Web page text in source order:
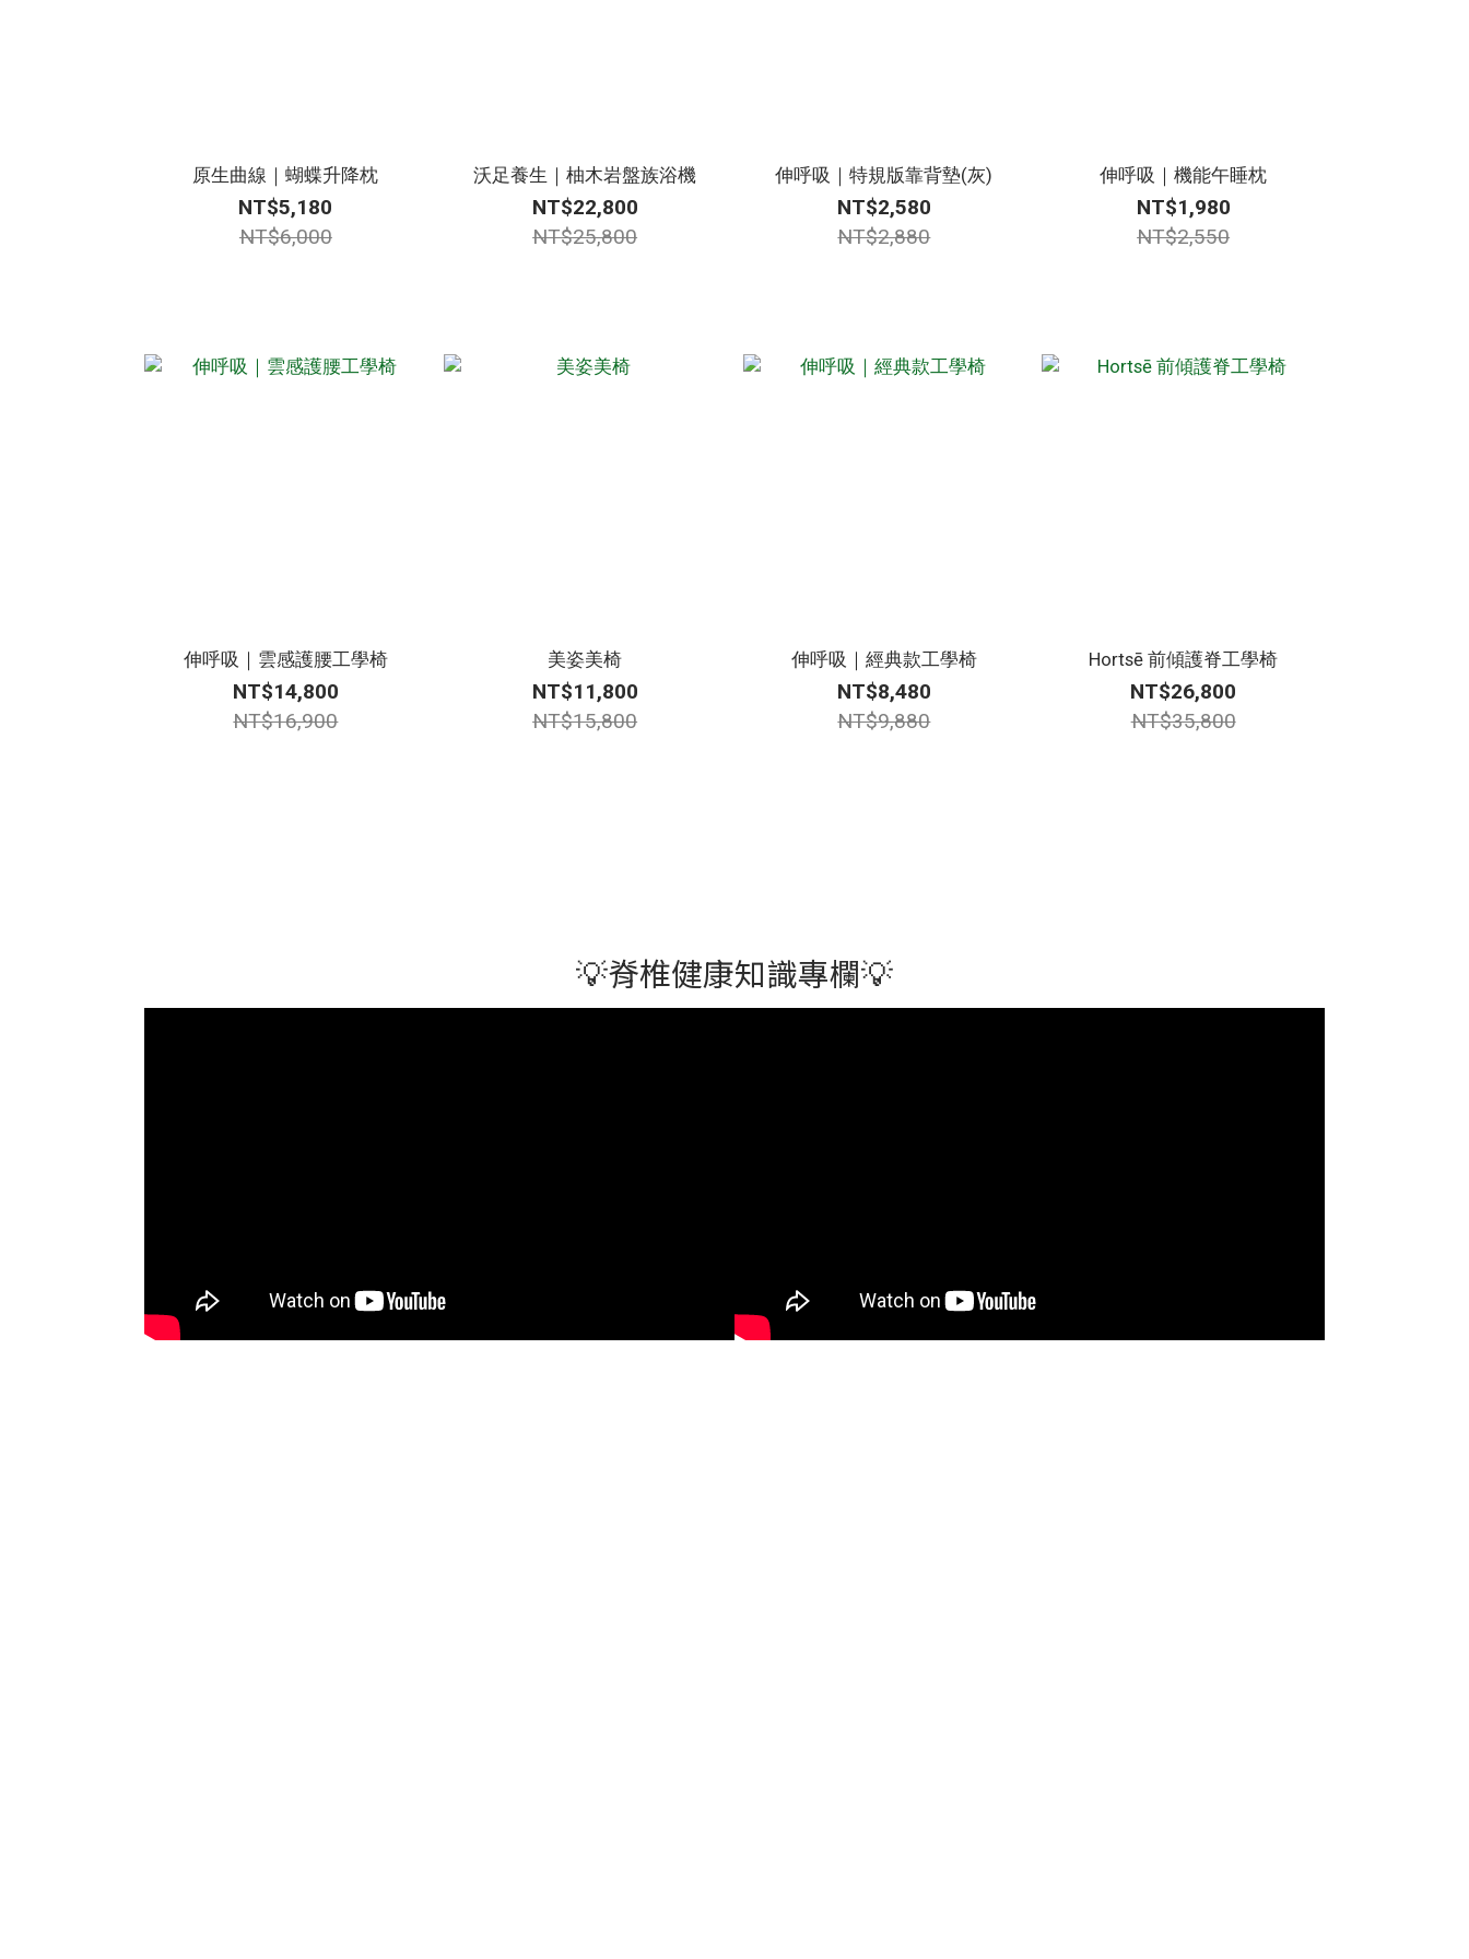
原生曲線｜蝴蝶升降枕
NT$5,180
NT$6,000
沃足養生｜柚木岩盤族浴機
NT$22,800
NT$25,800
伸呼吸｜特規版靠背墊(灰)
NT$2,580
NT$2,880
伸呼吸｜機能午睡枕
NT$1,980
NT$2,550
伸呼吸｜雲感護腰工學椅
NT$14,800
NT$16,900
美姿美椅
NT$11,800
NT$15,800
伸呼吸｜經典款工學椅
NT$8,480
NT$9,880
Hortsē 前傾護脊工學椅
NT$26,800
NT$35,800
💡脊椎健康知識專欄💡